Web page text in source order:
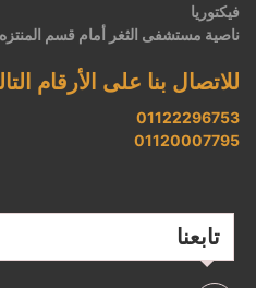
فيكتوريا
ناصية مستشفى الثغر أمام قسم المنتزه
للاتصال بنا على الأرقام
01122296753
01120007795
تابعنا